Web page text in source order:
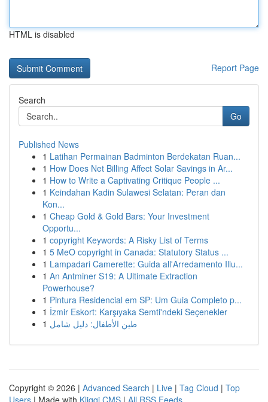
HTML is disabled
Report Page
Search
Go
Published News
1 Latihan Permainan Badminton Berdekatan Ruan...
1 How Does Net Billing Affect Solar Savings in Ar...
1 How to Write a Captivating Critique People ...
1 Keindahan Kadin Sulawesi Selatan: Peran dan
Kon...
1 Cheap Gold & Gold Bars: Your Investment
Opportu...
1 copyright Keywords: A Risky List of Terms
1 5 MeO copyright in Canada: Statutory Status ...
1 Lampadari Camerette: Guida all'Arredamento Illu...
1 An Antminer S19: A Ultimate Extraction
Powerhouse?
1 Pintura Residencial em SP: Um Guia Completo p...
1 İzmir Eskort: Karşıyaka Semti'ndeki Seçenekler
1 طين الأطفال: دليل شامل
Copyright © 2026 | Advanced Search | Live | Tag Cloud | Top
Users | Made with Kliqqi CMS | All RSS Feeds